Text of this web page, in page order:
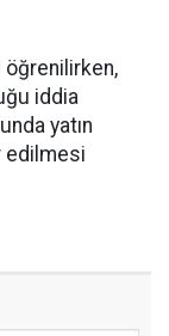
öğrenilirken,
iddia
yatın
edilmesi